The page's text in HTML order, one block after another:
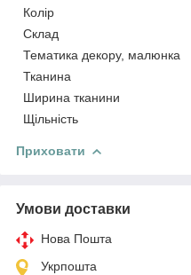
Колір
Склад
Тематика декору, малюнка
Тканина
Ширина тканини
Щільність
Приховати
Умови доставки
Нова Пошта
Укрпошта